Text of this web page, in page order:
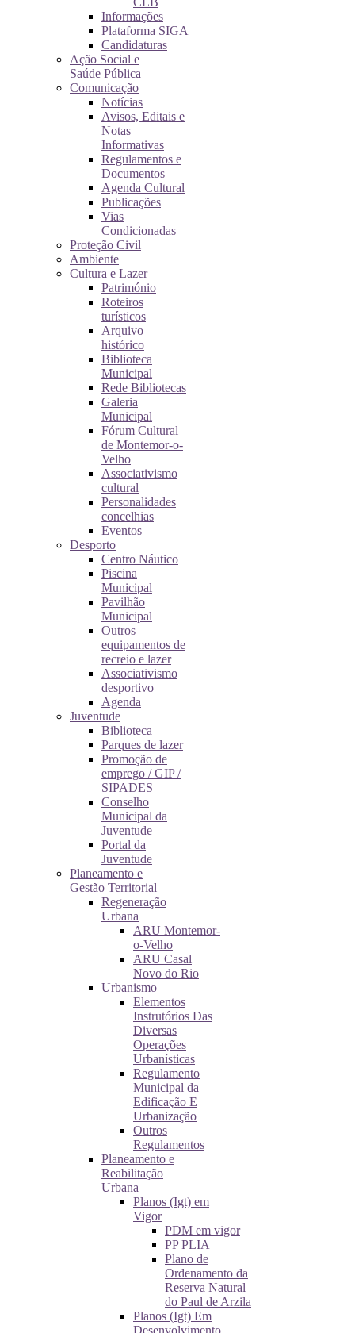
Informações
Plataforma SIGA
Candidaturas
Ação Social e
Saúde Pública
Comunicação
Notícias
Avisos, Editais e
Notas
Informativas
Regulamentos e
Documentos
Agenda Cultural
Publicações
Vias
Condicionadas
Proteção Civil
Ambiente
Cultura e Lazer
Património
Roteiros
turísticos
Arquivo
histórico
Biblioteca
Municipal
Rede Bibliotecas
Galeria
Municipal
Fórum Cultural
de Montemor-o-
Velho
Associativismo
cultural
Personalidades
concelhias
Eventos
Desporto
Centro Náutico
Piscina
Municipal
Pavilhão
Municipal
Outros
equipamentos de
recreio e lazer
Associativismo
desportivo
Agenda
Juventude
Biblioteca
Parques de lazer
Promoção de
emprego / GIP /
SIPADES
Conselho
Municipal da
Juventude
Portal da
Juventude
Planeamento e
Gestão Territorial
Regeneração
Urbana
ARU Montemor-
o-Velho
ARU Casal
Novo do Rio
Urbanismo
Elementos
Instrutórios Das
Diversas
Operações
Urbanísticas
Regulamento
Municipal da
Edificação E
Urbanização
Outros
Regulamentos
Planeamento e
Reabilitação
Urbana
Planos (Igt) em
Vigor
PDM em vigor
PP PLIA
Plano de
Ordenamento da
Reserva Natural
do Paul de Arzila
Planos (Igt) Em
Desenvolvimento